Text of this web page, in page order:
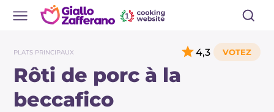
PLATS PRINCIPAUX
Rôti de porc à la
beccafico
4,3